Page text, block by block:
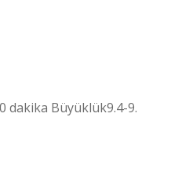
dakika Büyüklük9.4-9.